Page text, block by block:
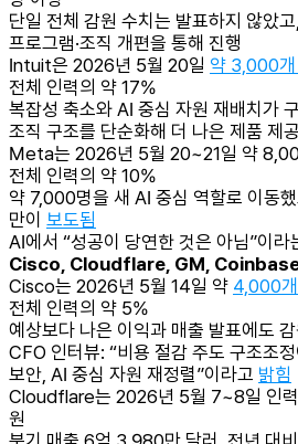
단일 전체 감원 수치는 발표하지 않았
프로그램·조직 개편을 통해 진행
Intuit은 2026년 5월 20일 약 3,000개
전체 인력의 약 17%
복잡성 축소와 AI 중심 자원 재배치가
조직 구조를 단순화해 더 나은 제품 제
Meta는 2026년 5월 20~21일 약
전체 인력의 약 10%
약 7,000명을 새 AI 중심 역할로 이동
만이 보도됨
AI에서 “성공이 당연한 것은 아님”이라
Cisco, Cloudflare, GM, Coinbase,
Cisco는 2026년 5월 14일 약 4,000개
전체 인력의 약 5%
예상보다 나은 이익과 매출 발표에도
CFO 인터뷰: “비용 절감 주도 구조조
보안, AI 중심 자원 재정렬”이라고 밝힘
Cloudflare는 2026년 5월 7~8일 인
원